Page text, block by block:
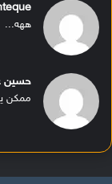
ههه...
حسين
ممكن